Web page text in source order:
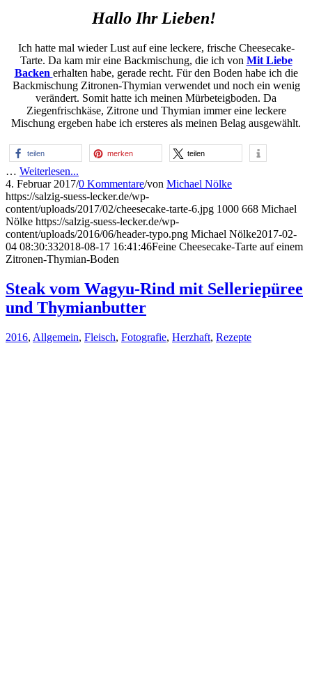
Hallo Ihr Lieben!
Ich hatte mal wieder Lust auf eine leckere, frische Cheesecake-
Tarte. Da kam mir eine Backmischung, die ich von Mit Liebe
Backen erhalten habe, gerade recht. Für den Boden habe ich die
Backmischung Zitronen-Thymian verwendet und noch ein wenig
verändert. Somit hatte ich meinen Mürbeteigboden. Da
Ziegenfrischkäse, Zitrone und Thymian immer eine leckere
Mischung ergeben habe ich ersteres als meinen Belag ausgewählt.
teilen merken teilen
… Weiterlesen...
4. Februar 2017/0 Kommentare/von Michael Nölke
https://salzig-suess-lecker.de/wp-
content/uploads/2017/02/cheesecake-tarte-6.jpg 1000 668 Michael
Nölke https://salzig-suess-lecker.de/wp-
content/uploads/2016/06/header-typo.png Michael Nölke2017-02-
04 08:30:332018-08-17 16:41:46Feine Cheesecake-Tarte auf einem
Zitronen-Thymian-Boden
Steak vom Wagyu-Rind mit Selleriepüree
und Thymianbutter
2016, Allgemein, Fleisch, Fotografie, Herzhaft, Rezepte